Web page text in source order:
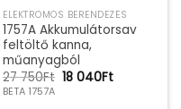
ELEKTROMOS BERENDEZÉS
1757A Akkumulátorsav
feltöltő kanna,
műanyagból
27 750Ft Original
18 040FtCurrent
BETA 1757A